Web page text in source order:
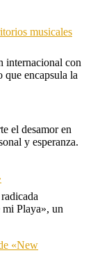
musicales
internacional con
que encapsula la
el desamor en
y esperanza.
mi Playa», un
«New